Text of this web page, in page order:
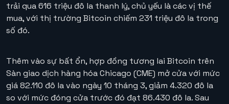
trải qua 616 triệu đô la thanh lý, chủ yếu là các vị thế
mua, với thị trường Bitcoin chiếm 231 triệu đô la trong
số đó.
Thêm vào sự bất ổn, hợp đồng tương lai Bitcoin trên
Sàn giao dịch hàng hóa Chicago (CME) mở cửa với mức
giá 82.110 đô la vào ngày 10 tháng 3, giảm 4.320 đô la
so với mức đóng cửa trước đó đạt 86.430 đô la. Sau